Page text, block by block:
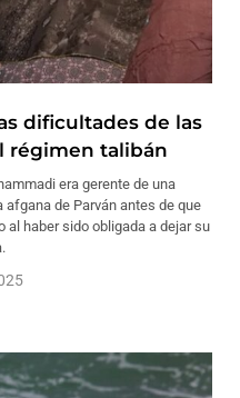
dificultades de las
régimen talibán
era gerente de una
de Parván antes de que
al haber sido obligada a dejar su